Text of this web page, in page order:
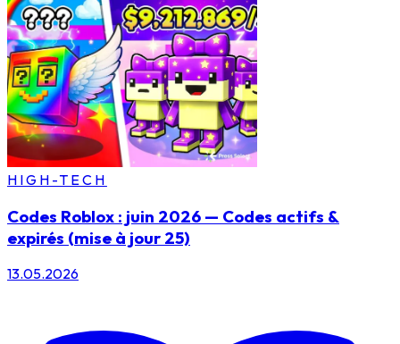
HIGH-TECH
Codes Roblox : juin 2026 — Codes actifs &
expirés (mise à jour 25)
13.05.2026